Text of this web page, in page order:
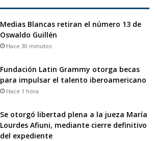
Medias Blancas retiran el número 13 de
Oswaldo Guillén
Hace 30 minutos
Fundación Latin Grammy otorga becas
para impulsar el talento iberoamericano
Hace 1 hora
Se otorgó libertad plena a la jueza María
Lourdes Afiuni, mediante cierre definitivo
del expediente